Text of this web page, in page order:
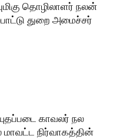
தொழிலாளர் நலன்
துறை அமைச்சர்
காவலர் நல
மாவட்ட நிர்வாகத்தின்